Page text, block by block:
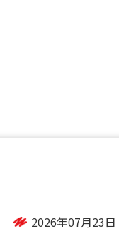
2026年07月24日